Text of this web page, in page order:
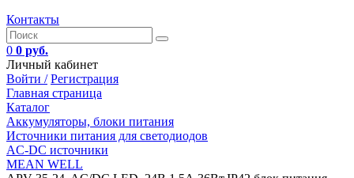
Контакты
0 0 руб.
Личный кабинет
Войти / Регистрация
Главная страница
Каталог
Аккумуляторы, блоки питания
Источники питания для светодиодов
AC-DC источники
MEAN WELL